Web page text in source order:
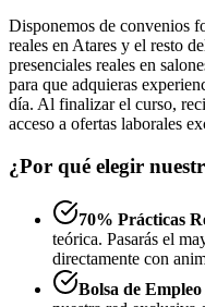
Disponemos de convenios
reales en Atares y el resto
presenciales reales en
para que adquieras
día. Al finalizar el curso,
acceso a ofertas laborales
¿Por qué elegir
70% Prácticas
teórica. Pasarás el
directamente con
Bolsa de